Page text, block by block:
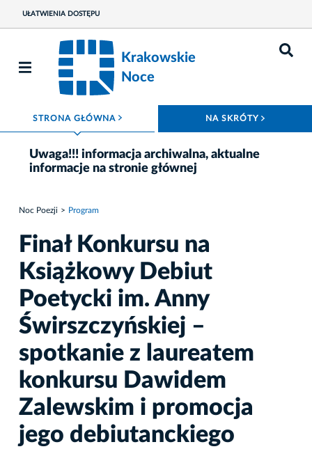
UŁATWIENIA DOSTĘPU
Krakowskie
Noce
STRONA GŁÓWNA ROZWIŃ MENU NA SKRÓTY
Uwaga!!! informacja archiwalna, aktualne
informacje na stronie głównej
Noc Poezji Program
Finał Konkursu na
Książkowy Debiut
Poetycki im. Anny
Świrszczyńskiej –
spotkanie z laureatem
konkursu Dawidem
Zalewskim i promocja
jego debiutanckiego